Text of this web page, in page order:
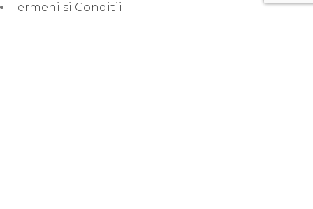
Termeni si Conditii